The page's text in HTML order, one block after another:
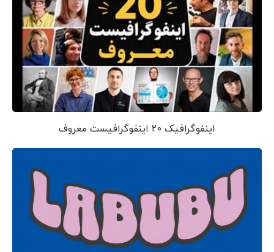
اینفوگرافیک 20 اینفوگرافیست معروف